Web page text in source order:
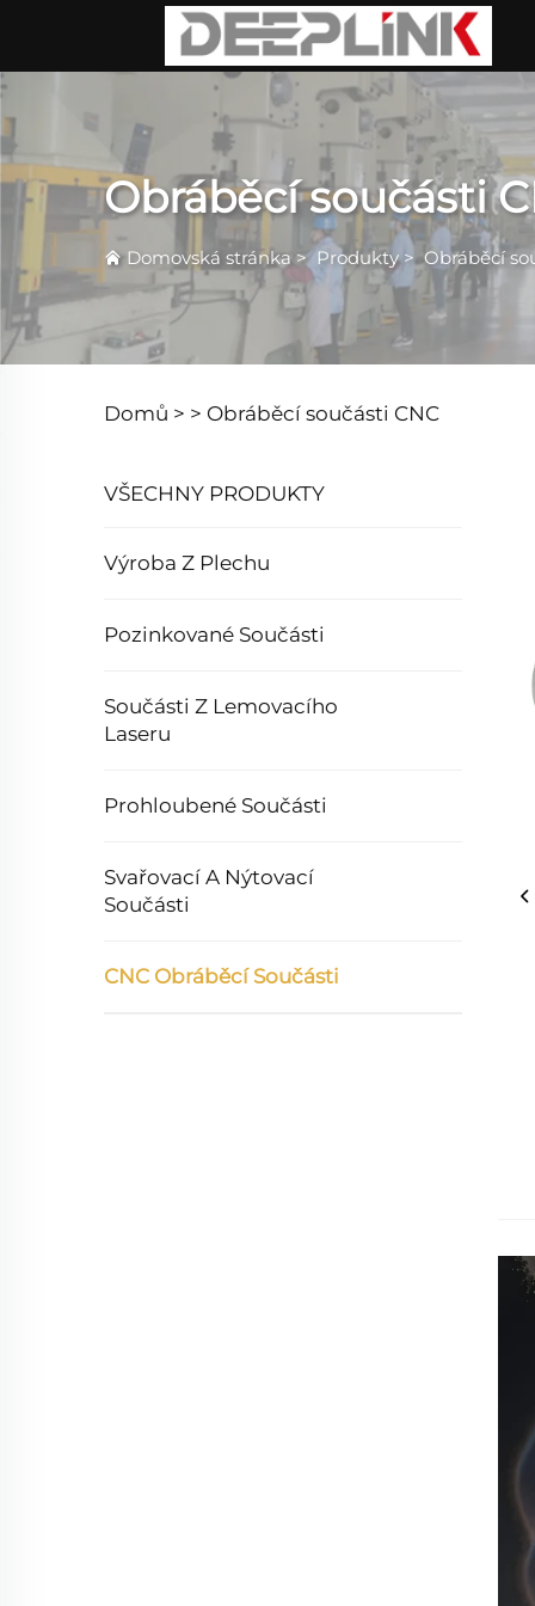
Obráběcí součásti
Domovská stránka >Produkty>Obráběcí
Domů > > Obráběcí součásti CNC
VŠECHNY PRODUKTY
Výroba Z Plechu
Pozinkované Součásti
Součásti Z Lemovacího
Laseru
Prohloubené Součásti
Svařovací A Nýtovací
Součásti
CNC Obráběcí Součásti